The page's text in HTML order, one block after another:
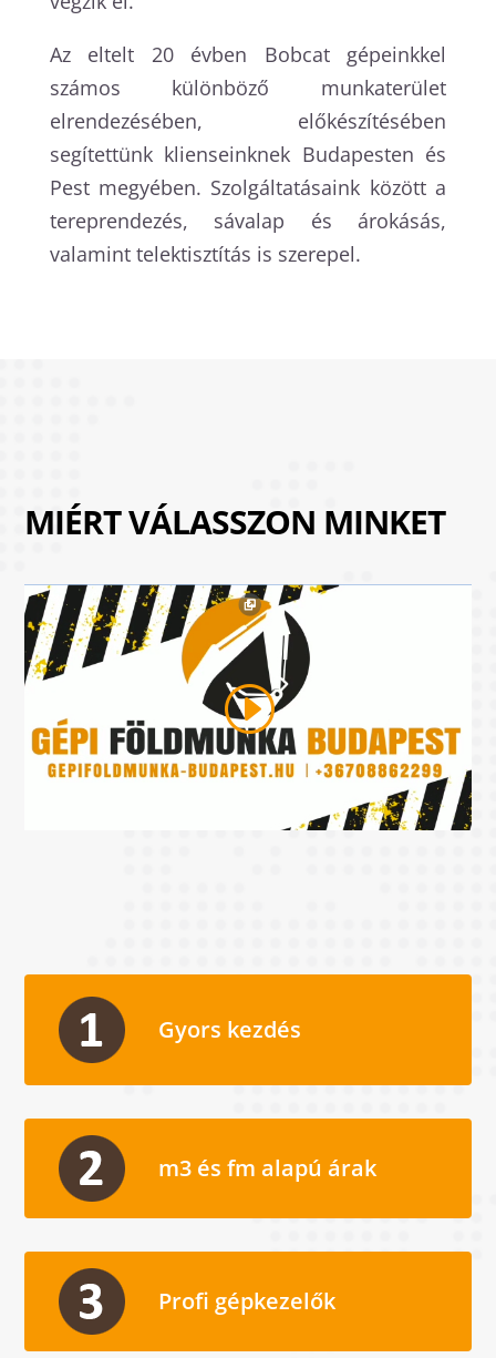
Az eltelt 20 évben Bobcat gépeinkkel
számos különböző munkaterület
elrendezésében, előkészítésében
segítettünk klienseinknek Budapesten és
Pest megyében. Szolgáltatásaink között a
tereprendezés, sávalap és árokásás,
valamint telektisztítás is szerepel.
MIÉRT VÁLASSZON MINKET
Gyors kezdés
m3 és fm alapú árak
Profi gépkezelők